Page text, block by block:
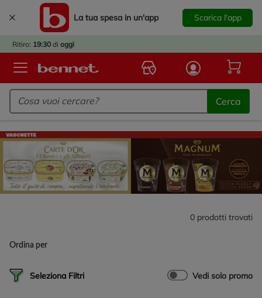
La tua spesa in un'app Scarica l'app
Ritiro: 19:30 di oggi
Logo Bennet - Torna alla homepage
Cerca
IL
0 prodotti trovati
Seleziona Filtri Vedi solo promo
Ordina per